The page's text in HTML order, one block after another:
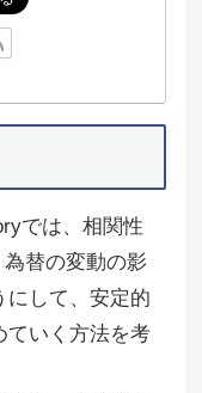
では、相関性
為替の変動の影
にして、安定的
ていく方法を考